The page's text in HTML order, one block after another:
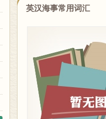
英汉海事常用词汇